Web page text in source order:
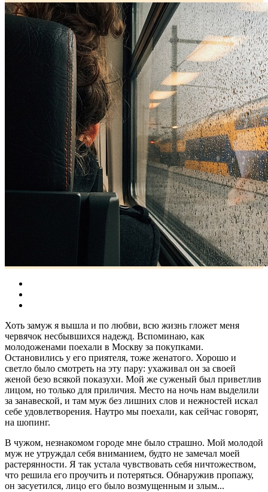
Хоть замуж я вышла и по любви, всю жизнь гложет меня
червячок несбывшихся надежд. Вспоминаю, как
молодоженами поехали в Москву за покупками.
Остановились у его приятеля, тоже женатого. Хорошо и
светло было смотреть на эту пару: ухаживал он за своей
женой безо всякой показухи. Мой же суженый был приветлив
лицом, но только для приличия. Место на ночь нам выделили
за занавеской, и там муж без лишних слов и нежностей искал
себе удовлетворения. Наутро мы поехали, как сейчас говорят,
на шопинг.
В чужом, незнакомом городе мне было страшно. Мой молодой
муж не утруждал себя вниманием, будто не замечал моей
растерянности. Я так устала чувствовать себя ничтожеством,
что решила его проучить и потеряться. Обнаружив пропажу,
он засуетился, лицо его было возмущенным и злым...